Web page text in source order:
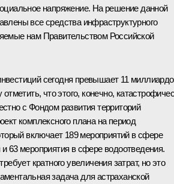
напряжение. На решение данной
все средства инфраструктурного
нам Правительством Российской
сегодня превышает 11
что этого, конечно,
с Фондом развития территорий
комплексного плана на период
включает 189 мероприятий в сфере
63 мероприятия в сфере водоотведения.
кратного увеличения затрат, но это
задача для астраханской